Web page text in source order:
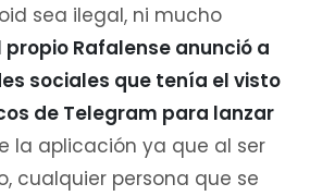
sea ilegal, ni mucho
propio Rafalense anunció a
sociales que tenía el visto
de Telegram para lanzar
la aplicación ya que al ser
cualquier persona que se